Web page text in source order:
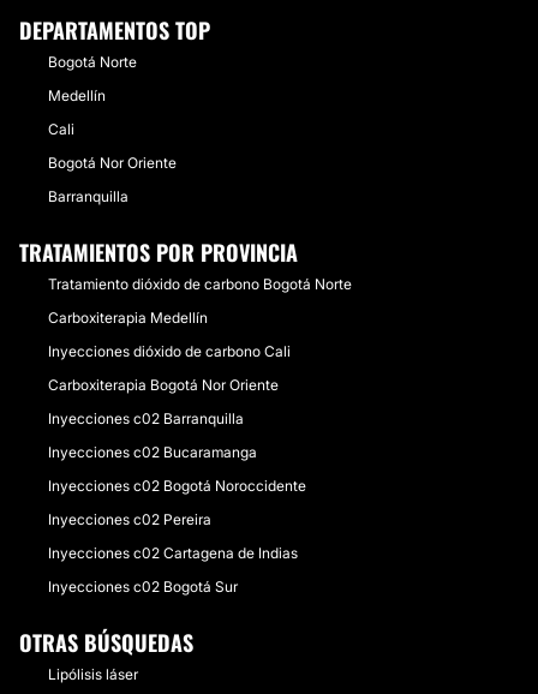
DEPARTAMENTOS TOP
Bogotá Norte
Medellín
Cali
Bogotá Nor Oriente
Barranquilla
TRATAMIENTOS POR PROVINCIA
Tratamiento dióxido de carbono Bogotá Norte
Carboxiterapia Medellín
Inyecciones dióxido de carbono Cali
Carboxiterapia Bogotá Nor Oriente
Inyecciones c02 Barranquilla
Inyecciones c02 Bucaramanga
Inyecciones c02 Bogotá Noroccidente
Inyecciones c02 Pereira
Inyecciones c02 Cartagena de Indias
Inyecciones c02 Bogotá Sur
OTRAS BÚSQUEDAS
Lipólisis láser